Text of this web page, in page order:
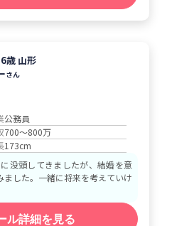
歳 山形
さん
公務員
700～800万
173cm
没頭してきましたが、結婚を意
した。一緒に将来を考えていけ
ル詳細を見る